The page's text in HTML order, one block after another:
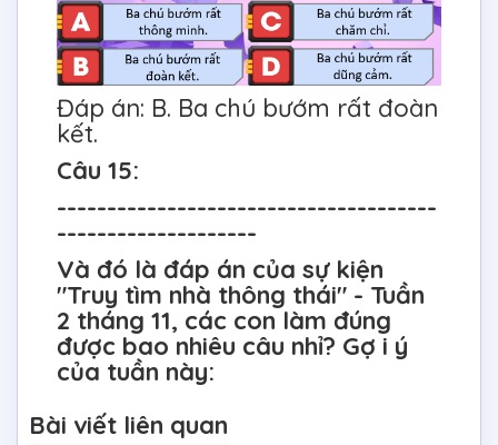
Đáp án: B. Ba chú bướm rất đoàn
kết.
Câu 15:
--------------------------------------
--------------------
Và đó là đáp án của sự kiện
"Truy tìm nhà thông thái" - Tuần
2 tháng 11, các con làm đúng
được bao nhiêu câu nhỉ? Gợ i ý
của tuần này:
Bài viết liên quan